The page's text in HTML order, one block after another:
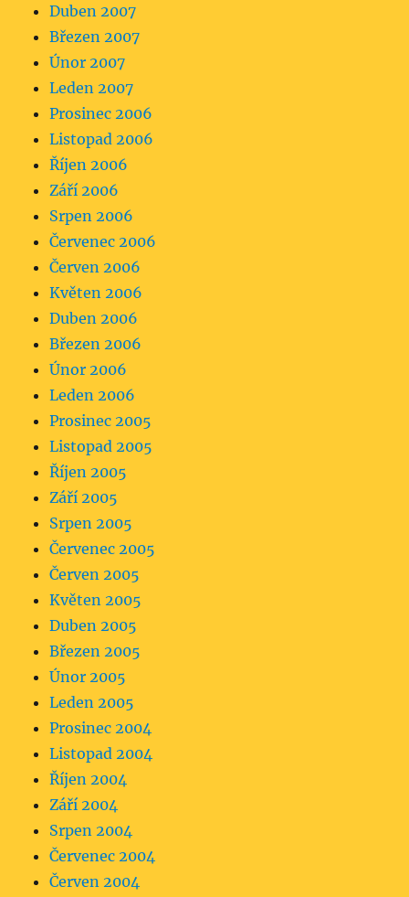
Duben 2007
Březen 2007
Únor 2007
Leden 2007
Prosinec 2006
Listopad 2006
Říjen 2006
Září 2006
Srpen 2006
Červenec 2006
Červen 2006
Květen 2006
Duben 2006
Březen 2006
Únor 2006
Leden 2006
Prosinec 2005
Listopad 2005
Říjen 2005
Září 2005
Srpen 2005
Červenec 2005
Červen 2005
Květen 2005
Duben 2005
Březen 2005
Únor 2005
Leden 2005
Prosinec 2004
Listopad 2004
Říjen 2004
Září 2004
Srpen 2004
Červenec 2004
Červen 2004